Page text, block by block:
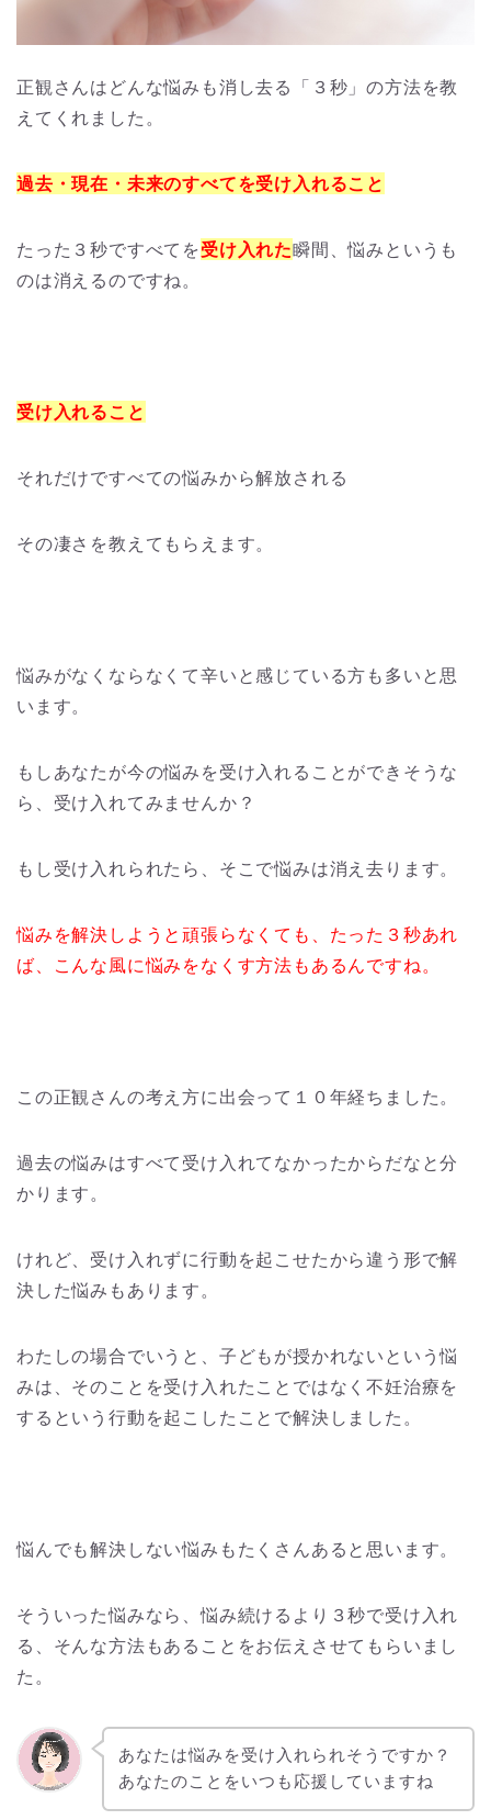
正観さんはどんな悩みも消し去る「３秒」の方法を教
えてくれました。
過去・現在・未来のすべてを受け入れること
たった３秒ですべてを受け入れた瞬間、悩みというも
のは消えるのですね。
受け入れること
それだけですべての悩みから解放される
その凄さを教えてもらえます。
悩みがなくならなくて辛いと感じている方も多いと思
います。
もしあなたが今の悩みを受け入れることができそうな
ら、受け入れてみませんか？
もし受け入れられたら、そこで悩みは消え去ります。
悩みを解決しようと頑張らなくても、たった３秒あれ
ば、こんな風に悩みをなくす方法もあるんですね。
この正観さんの考え方に出会って１０年経ちました。
過去の悩みはすべて受け入れてなかったからだなと分
かります。
けれど、受け入れずに行動を起こせたから違う形で解
決した悩みもあります。
わたしの場合でいうと、子どもが授かれないという悩
みは、そのことを受け入れたことではなく不妊治療を
するという行動を起こしたことで解決しました。
悩んでも解決しない悩みもたくさんあると思います。
そういった悩みなら、悩み続けるより３秒で受け入れ
る、そんな方法もあることをお伝えさせてもらいまし
た。
あなたは悩みを受け入れられそうですか？
あなたのことをいつも応援していますね